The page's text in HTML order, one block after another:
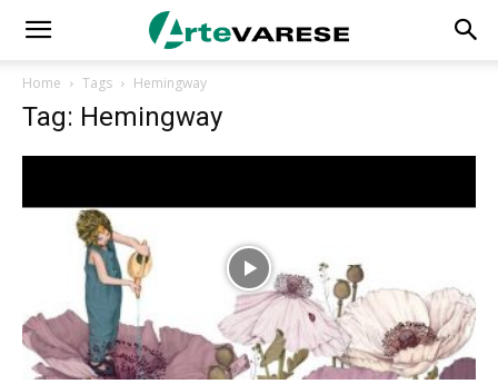
Home Tags Hemingway
Tag: Hemingway